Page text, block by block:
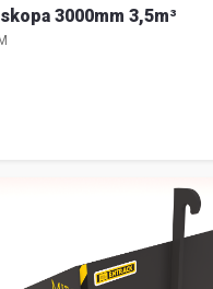
3000mm 3,5m³